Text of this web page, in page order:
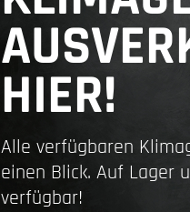
HIER!
Alle verfügbaren
einen Blick. Auf Lager
verfügbar!